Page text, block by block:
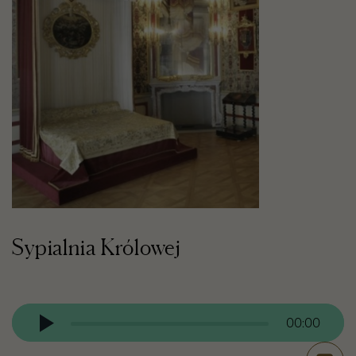
Sypialnia Królowej
Odtwarzacz
audio 00:00